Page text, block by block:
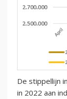
De stippellijn
in 2022 aan